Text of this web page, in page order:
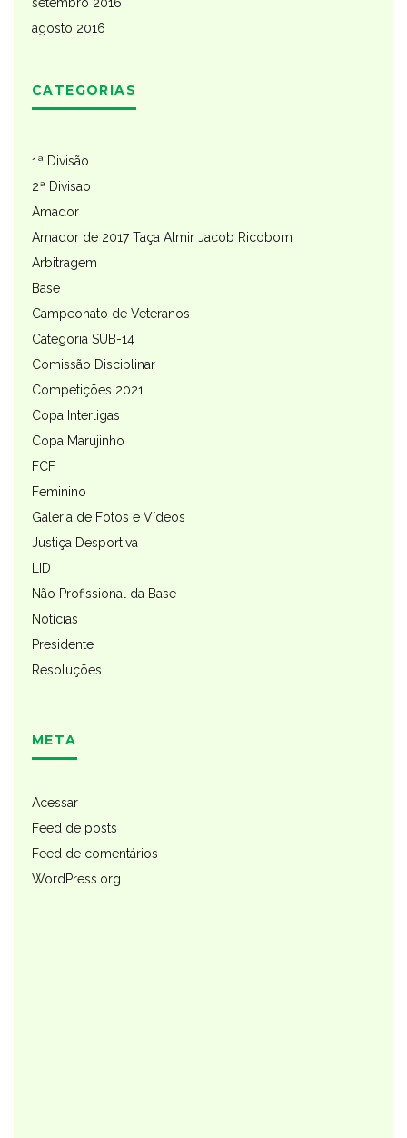
setembro 2016
agosto 2016
CATEGORIAS
1ª Divisão
2ª Divisao
Amador
Amador de 2017 Taça Almir Jacob Ricobom
Arbitragem
Base
Campeonato de Veteranos
Categoria SUB-14
Comissão Disciplinar
Competições 2021
Copa Interligas
Copa Marujinho
FCF
Feminino
Galeria de Fotos e Vídeos
Justiça Desportiva
LID
Não Profissional da Base
Notícias
Presidente
Resoluções
META
Acessar
Feed de posts
Feed de comentários
WordPress.org